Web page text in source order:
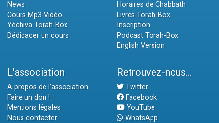
News
Cours Mp3-Vidéo
Yéchiva Torah-Box
Dédicacer un cours
Horaires de Chabbath
Livres Torah-Box
Inscription
Podcast Torah-Box
English Version
L'association
A propos de l'association
Faire un don !
Mentions légales
Nous contacter
Retrouvez-nous...
Twitter
Facebook
YouTube
WhatsApp